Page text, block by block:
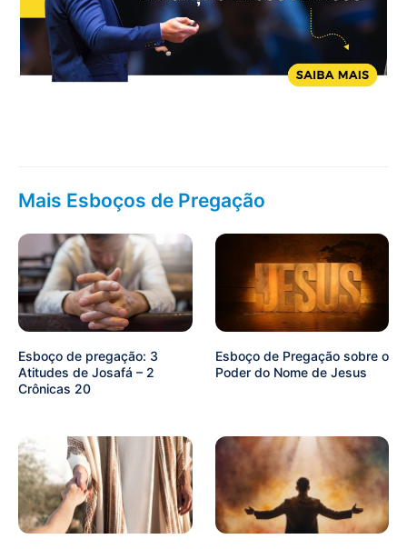
Mais Esboços de Pregação
Esboço de pregação: 3
Atitudes de Josafá – 2
Crônicas 20
Esboço de Pregação sobre o
Poder do Nome de Jesus